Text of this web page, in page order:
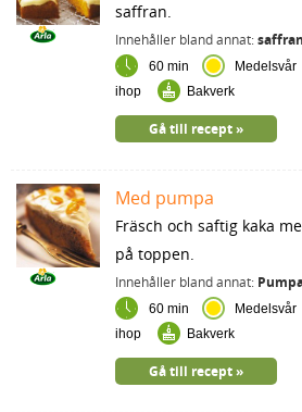
saffran.
Innehåller bland annat:saffran
60 min Medelsvår
ihop
Bakverk
Gå till recept
Med pumpa
Fräsch och saftig kaka
på toppen.
Innehåller bland annat:
60 min Medelsvår
ihop
Bakverk
Gå till recept